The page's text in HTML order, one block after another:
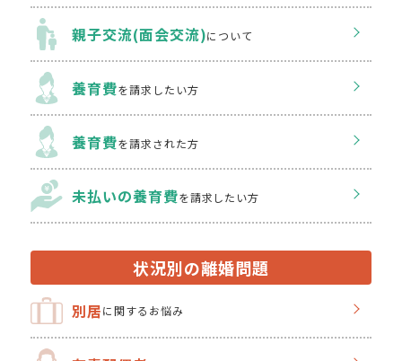
親子交流(面会交流)について
養育費を請求したい方
養育費を請求された方
未払いの養育費を請求したい方
状況別の離婚問題
別居に関するお悩み